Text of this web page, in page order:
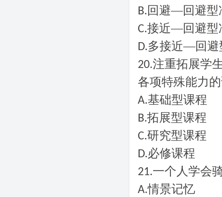
B. 回避—回避型
C.接近—回避型
D.多接近—回避
20.注重拓展学
各项特殊能力
A.基础型课程
B.拓展型课程
C.研究型课程
D.必修课程
21.一个人学会
A.情景记忆